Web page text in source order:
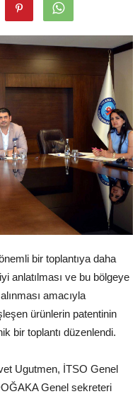
bir toplantıya daha
anlatılması ve bu bölgeye
amacıyla
ürünlerin patentinin
bir toplantı düzenlendi.
Ugutmen, İTSO Genel
Genel sekreteri